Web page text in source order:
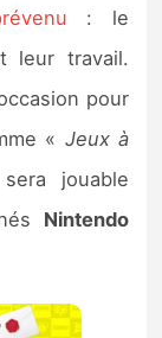
: le
leur travail.
pour
« Jeux à
jouable
Nintendo